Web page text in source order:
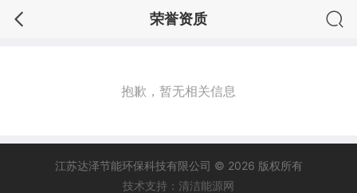
荣誉资质
抱歉，暂无相关信息
江苏达泽节能环保科技有限公司 © 2026 版权所有
技术支持：清洁能源网